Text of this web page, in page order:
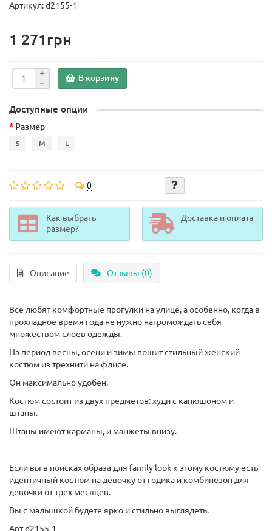
Артикул: d2155-1
1 271грн
В корзину
Доступные опции
Размер
S M L
0
Как выбрать
размер?
Доставка и оплата
Описание Отзывы (0)
Все любят комфортные прогулки на улице, а особенно, когда в
прохладное время года не нужно нагромождать себя
множеством слоев одежды.
На период весны, осени и зимы пошит стильный женский
костюм из трехнити на флисе.
Он максимально удобен.
Костюм состоит из двух предметов: худи с капюшоном и
штаны.
Штаны имеют карманы, и манжеты внизу.
Если вы в поисках образа для family look к этому костюму есть
идентичный костюм на девочку от годика и комбинезон для
девочки от трех месяцев.
Вы с малышкой будете ярко и стильно выглядеть.
Арт d2155-1